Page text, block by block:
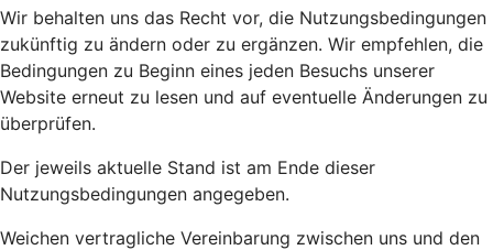
Wir behalten uns das Recht vor, die Nutzungsbedingungen
zukünftig zu ändern oder zu ergänzen. Wir empfehlen, die
Bedingungen zu Beginn eines jeden Besuchs unserer
Website erneut zu lesen und auf eventuelle Änderungen zu
überprüfen.
Der jeweils aktuelle Stand ist am Ende dieser
Nutzungsbedingungen angegeben.
Weichen vertragliche Vereinbarung zwischen uns und den